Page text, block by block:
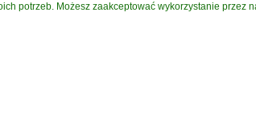
Polityka prywatności
potrzeb. Możesz zaakceptować wykorzystanie przez